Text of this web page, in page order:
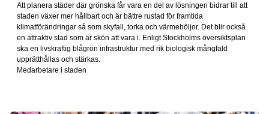
Att planera städer där grönska får vara en del av lösningen bidrar till att
staden växer mer hållbart och är bättre rustad för framtida
klimatförändringar så som skyfall, torka och värmeböljor. Det blir också
en attraktiv stad som är skön att vara i. Enligt Stockholms översiktsplan
ska en livskraftig blågrön infrastruktur med rik biologisk mångfald
upprätthållas och stärkas.
Medarbetare i staden